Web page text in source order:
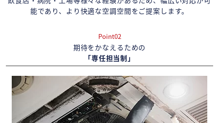
能であり、より快適な空調空間をご提案します。
Point02
期待をかなえるための
「専任担当制」